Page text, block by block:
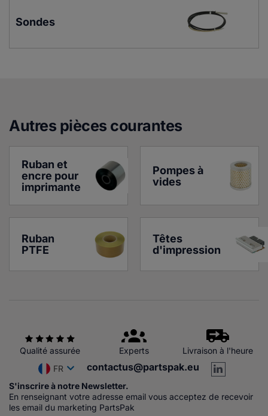
Sondes
Autres pièces courantes
Ruban et
encre pour
imprimante
Pompes à
vides
Ruban
PTFE
Têtes
d'impression
Qualité assurée Experts
Livraison à l'heure
FR
contactus@partspak.eu
S'inscrire à notre Newsletter.
En renseignant votre adresse email vous acceptez de recevoir
les email du marketing PartsPak